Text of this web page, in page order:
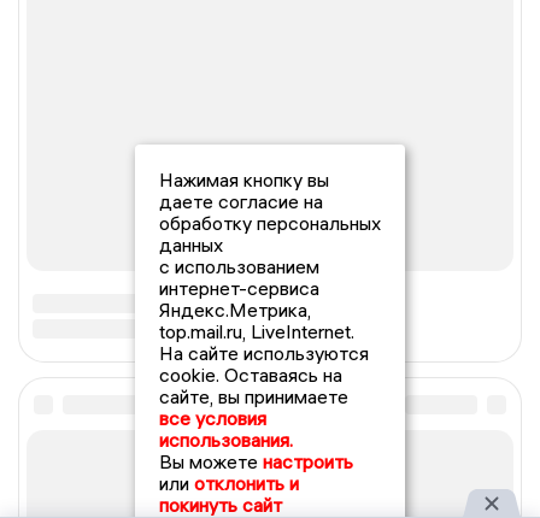
Нажимая кнопку вы
даете согласие на
обработку персональных
данных
с использованием
интернет-сервиса
Яндекс.Метрика,
top.mail.ru, LiveInternet.
На сайте используются
cookie. Оставаясь на
сайте, вы принимаете
все условия
использования.
Вы можете настроить
или отклонить и
покинуть сайт